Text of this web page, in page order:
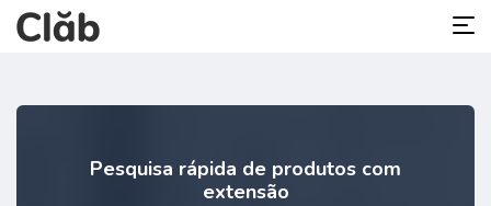
Pesquisa rápida de produtos com
extensão